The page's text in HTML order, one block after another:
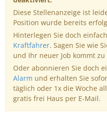
Diese Stellenanzeige ist
Position wurde bereits
Hinterlegen Sie doch einfach
Kraftfahrer. Sagen Sie wie
und Ihr neuer Job kommt zu
Oder abonnieren Sie doch
Alarm und erhalten Sie
täglich oder 1x die Woche
gratis frei Haus per E-Mail.